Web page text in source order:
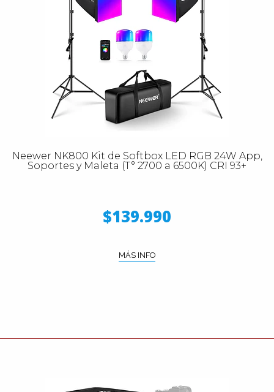
Neewer NK800 Kit de Softbox LED RGB 24W App,
Soportes y Maleta (T° 2700 a 6500K) CRI 93+
$139.990
MÁS INFO